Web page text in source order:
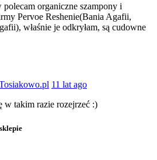
polecam organiczne szampony i
Pervoe Reshenie(Bania Agafii,
właśnie je odkryłam, są cudowne
11 lat ago
w takim razie rozejrzeć :)